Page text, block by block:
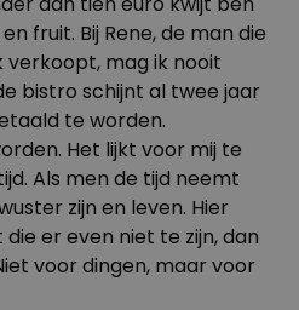
fruit. Bij Rene, de man die
verkoopt, mag ik nooit
bistro schijnt al twee jaar
te worden.
Het lijkt voor mij te
Als men de tijd neemt
zijn en leven. Hier
er even niet te zijn, dan
voor dingen, maar voor